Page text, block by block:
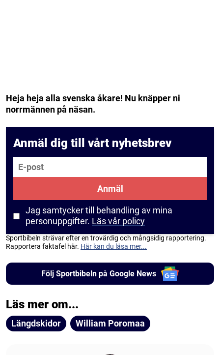
Heja heja alla svenska åkare! Nu knäpper ni
norrmännen på näsan.
Anmäl dig till vårt nyhetsbrev
E-post
Anmäl
Jag samtycker till behandling av mina
personuppgifter. Läs vår policy
Sportbibeln strävar efter en trovärdig och mångsidig rapportering.
Rapportera faktafel här. Här kan du läsa mer...
Följ Sportbibeln på Google News
Läs mer om...
Längdskidor William Poromaa